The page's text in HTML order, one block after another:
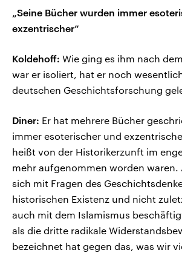
„Seine Bücher wurden immer
exzentrischer“
Koldehoff: Wie ging es ihm nach
war er isoliert, hat er noch
deutschen Geschichtsforschung
Diner: Er hat mehrere Bücher
immer esoterischer und
heißt von der Historikerzunft im
mehr aufgenommen worden waren.
sich mit Fragen des
historischen Existenz und nicht
auch mit dem Islamismus
als die dritte radikale
bezeichnet hat gegen das, was wir